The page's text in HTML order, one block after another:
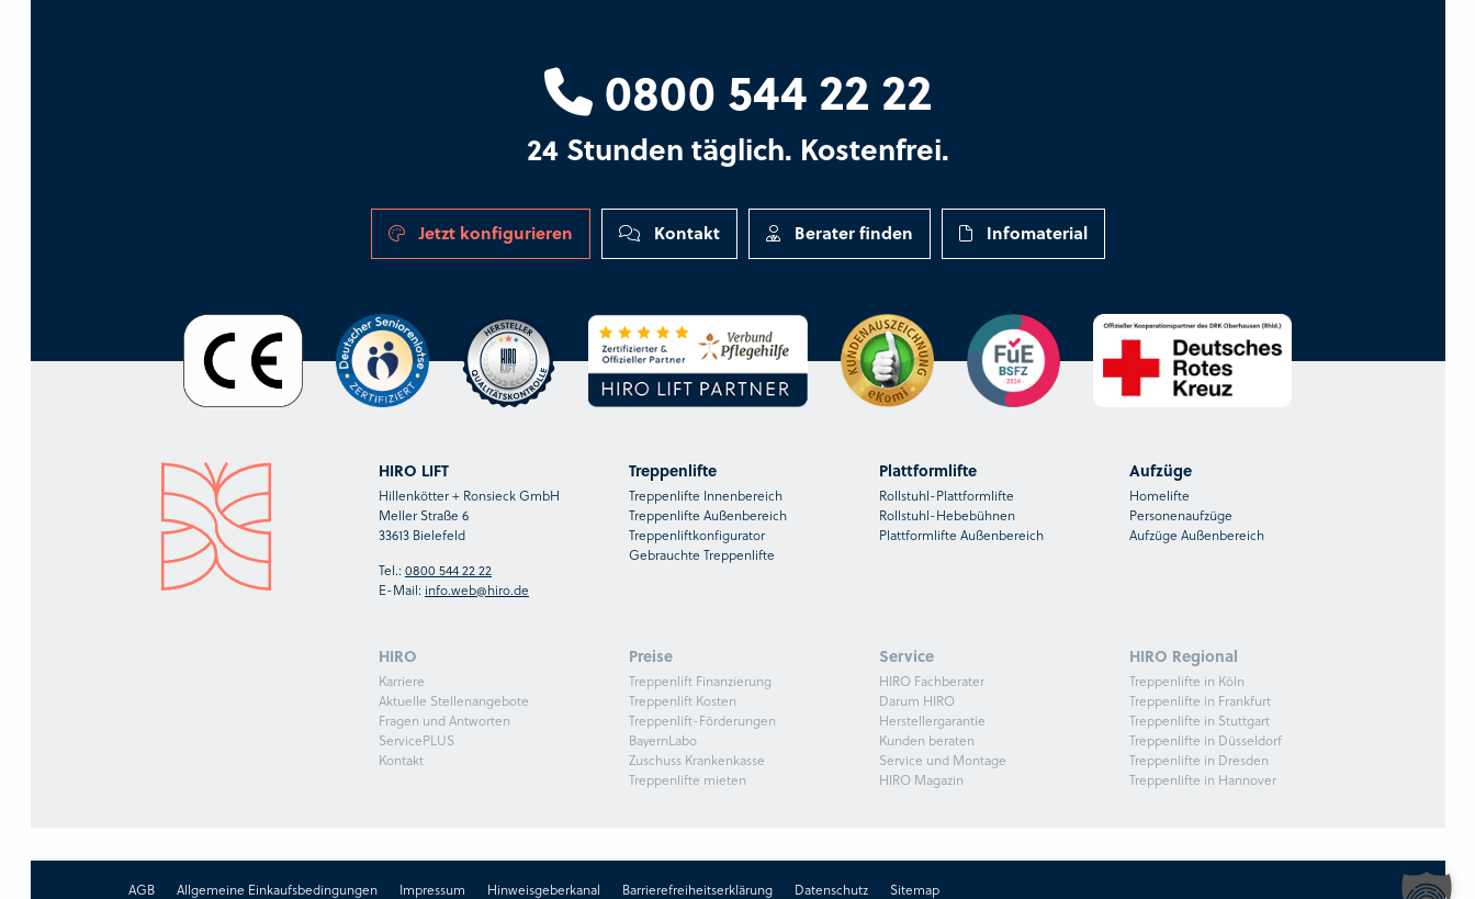
0800 544 22 22
24 Stunden täglich. Kostenfrei.
Jetzt konfigurieren Kontakt Berater finden Infomaterial
HIRO LIFT
Hillenkötter + Ronsieck GmbH
Meller Straße 6
33613 Bielefeld
Tel.: 0800 544 22 22
E-Mail: info.web@hiro.de
Treppenlifte
Treppenlifte Innenbereich
Treppenlifte Außenbereich
Treppenliftkonfigurator
Gebrauchte Treppenlifte
Plattformlifte
Rollstuhl-Plattformlifte
Rollstuhl-Hebebühnen
Plattformlifte Außenbereich
Aufzüge
Homelifte
Personenaufzüge
Aufzüge Außenbereich
HIRO
Karriere
Aktuelle Stellenangebote
Fragen und Antworten
ServicePLUS
Kontakt
Preise
Treppenlift Finanzierung
Treppenlift Kosten
Treppenlift-Förderungen
BayernLabo
Zuschuss Krankenkasse
Treppenlifte mieten
Service
HIRO Fachberater
Darum HIRO
Herstellergarantie
Kunden beraten
Service und Montage
HIRO Magazin
HIRO Regional
Treppenlifte in Köln
Treppenlifte in Frankfurt
Treppenlifte in Stuttgart
Treppenlifte in Düsseldorf
Treppenlifte in Dresden
Treppenlifte in Hannover
AGB Allgemeine Einkaufsbedingungen Impressum Hinweisgeberkanal Barrierefreiheitserklärung Datenschutz Sitemap